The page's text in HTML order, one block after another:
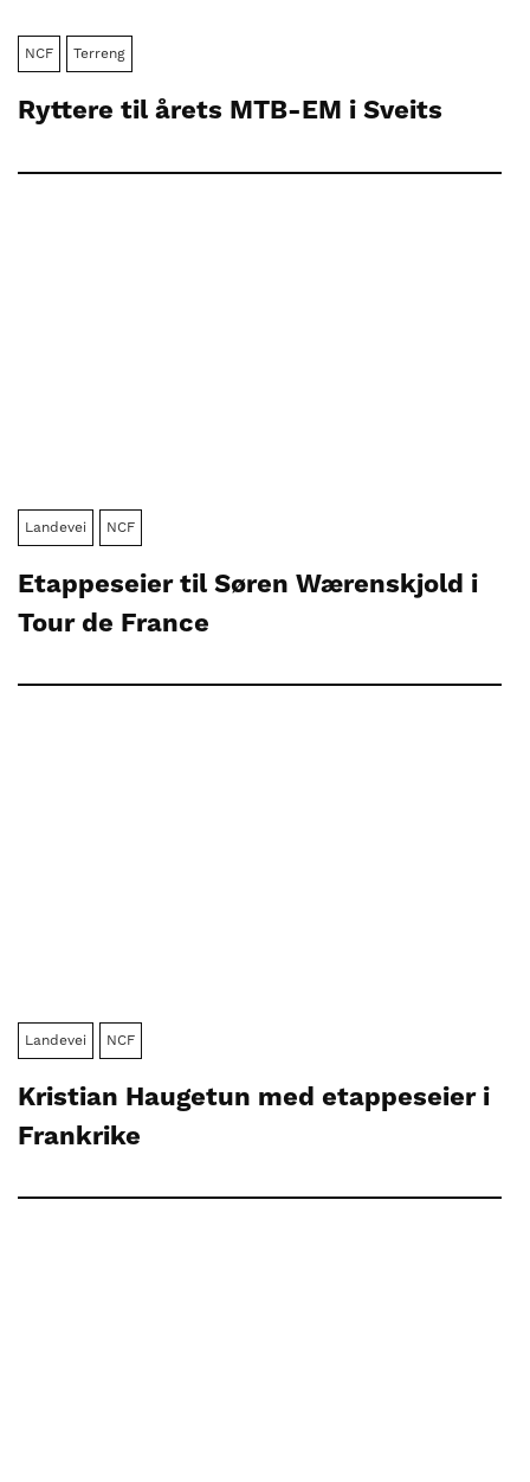
NCF Terreng
Ryttere til årets MTB-EM i Sveits
Landevei NCF
Etappeseier til Søren Wærenskjold i
Tour de France
Landevei NCF
Kristian Haugetun med etappeseier i
Frankrike